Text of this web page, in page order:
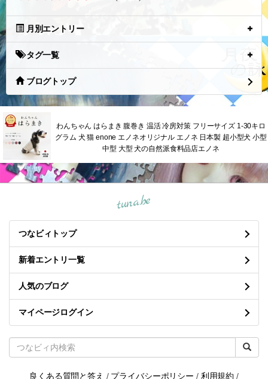
月別エントリー
タグ一覧
ブログトップ
わんちゃん はらまき 腹巻き 温活 冷房対策 フリーサイズ 1-30キロ
グラム 犬 猫 enone エノネオリジナル エノネ 日本製 超小型犬 小型
中型 大型 犬の自然派食料品店エノネ
tuna.be
つなビィトップ
新着エントリ一覧
人気のブログ
マイページログイン
良くある質問と答え / プライバシーポリシー / 利用規約 /